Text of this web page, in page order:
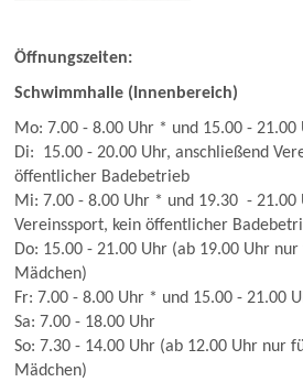
Öffnungszeiten:
Schwimmhalle (Innenbereich)
Mo: 7.00 - 8.00 Uhr * und 15.00 -
Di: 15.00 - 20.00 Uhr, anschließend
öffentlicher Badebetrieb
Mi: 7.00 - 8.00 Uhr * und 19.30 - 21.00
Vereinssport, kein öffentlicher
Do: 15.00 - 21.00 Uhr (ab 19.00 Uhr
Mädchen)
Fr: 7.00 - 8.00 Uhr * und 15.00 - 21.00
Sa: 7.00 - 18.00 Uhr
So: 7.30 - 14.00 Uhr (ab 12.00 Uhr nur
Mädchen)